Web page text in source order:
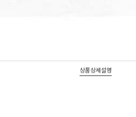
상품상세설명